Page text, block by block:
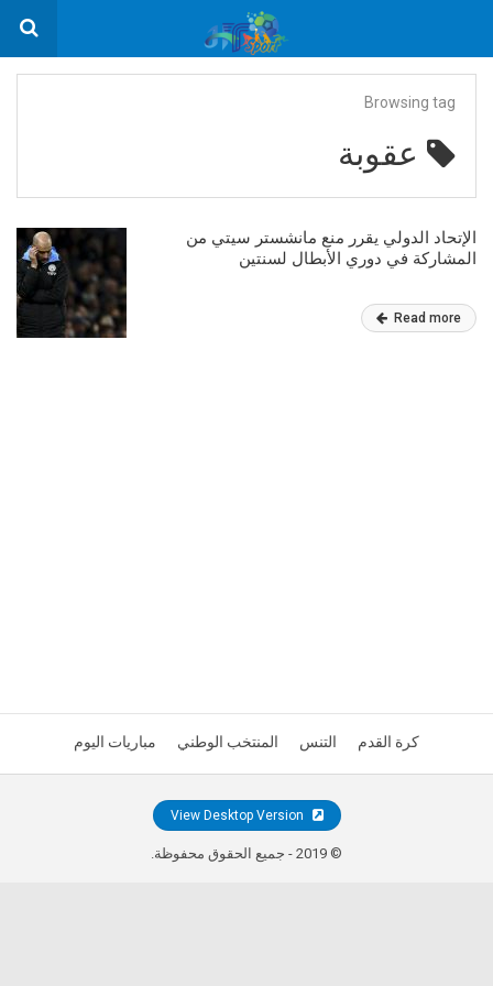
Browsing tag
عقوبة
الإتحاد الدولي يقرر منع مانشستر سيتي من
المشاركة في دوري الأبطال لسنتين
Read more
كرة القدم التنس المنتخب الوطني مباريات اليوم
© 2019 - جميع الحقوق محفوظة.